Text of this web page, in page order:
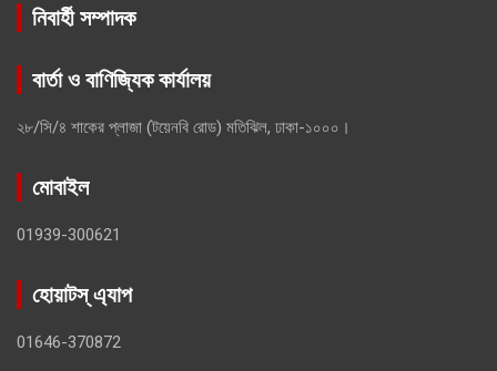
নিবার্হী সম্পাদক
বার্তা ও বাণিজ্যিক কার্যালয়
২৮/সি/৪ শাকের প্লাজা (টয়েনবি রোড) মতিঝিল, ঢাকা-১০০০।
মোবাইল
01939-300621
হোয়াটস্ এ্যাপ
01646-370872